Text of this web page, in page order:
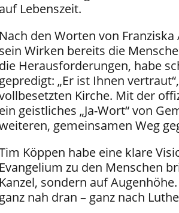
auf Lebenszeit.
Nach den Worten von
sein Wirken bereits die
die Herausforderungen, habe
gepredigt: „Er ist Ihnen
Kirche. Mit der
ein geistliches „Ja-Wort“ von
gemeinsamen Weg
Köppen habe eine klare
Evangelium zu den Menschen
Kanzel, sondern auf
ganz nah dran – ganz nach